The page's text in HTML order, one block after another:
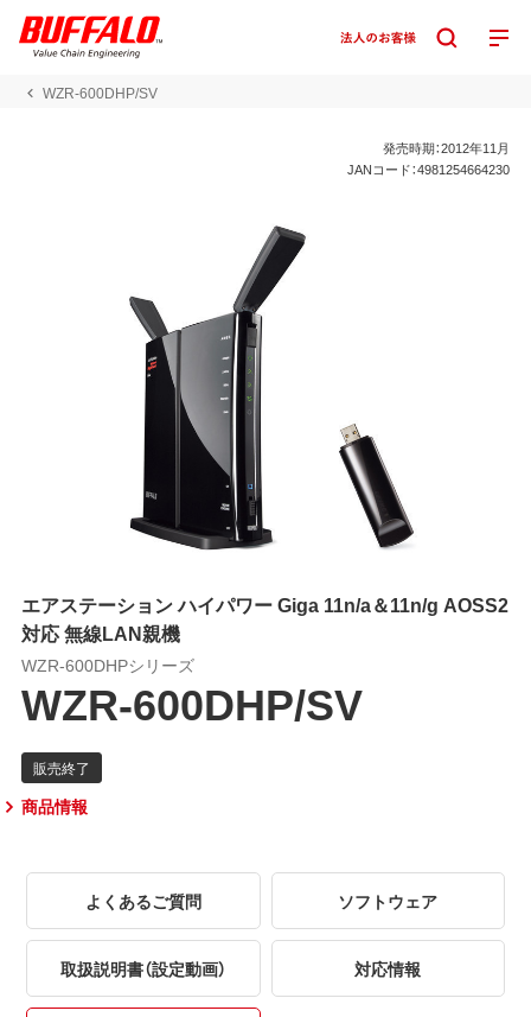
WZR-600DHP/SV
発売時期：2012年11月
JANコード：4981254664230
エアステーション ハイパワー Giga 11n/a＆11n/g AOSS2
対応 無線LAN親機
WZR-600DHPシリーズ
WZR-600DHP/SV
商品情報
よくあるご質問 ソフトウェア
取扱説明書（設定動画） 対応情報